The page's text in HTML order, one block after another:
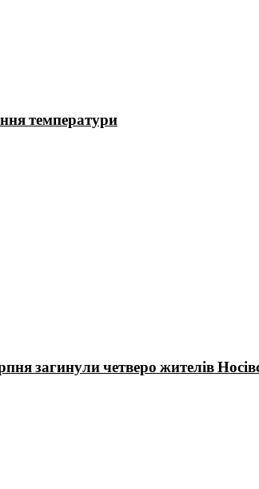
температури
загинули четверо жителів